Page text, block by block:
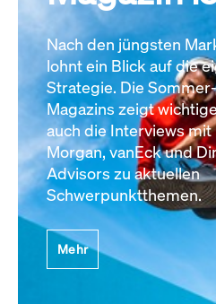
Nach den jüngsten
lohnt ein Blick auf die
Strategie. Die
Magazins zeigt
auch die Interviews mit
Morgan, vanEck und
Advisors zu aktuellen
Schwerpunktthemen.
Mehr